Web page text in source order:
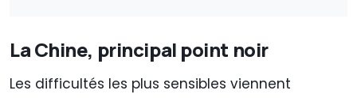
La Chine, principal point noir
Les difficultés les plus sensibles viennent